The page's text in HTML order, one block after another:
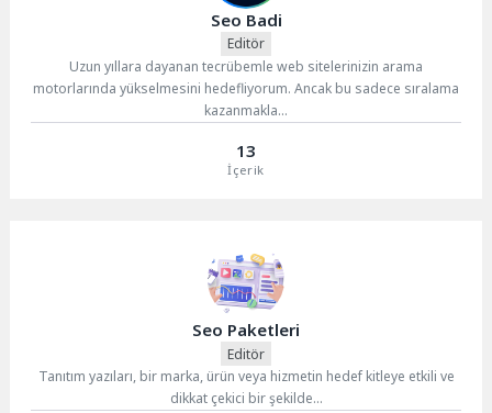
Seo Badi
Editör
Uzun yıllara dayanan tecrübemle web sitelerinizin arama
motorlarında yükselmesini hedefliyorum. Ancak bu sadece sıralama
kazanmakla...
13
İçerik
Seo Paketleri
Editör
Tanıtım yazıları, bir marka, ürün veya hizmetin hedef kitleye etkili ve
dikkat çekici bir şekilde...